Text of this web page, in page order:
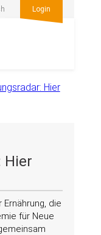
Login
Hier
Hier
die
für Neue